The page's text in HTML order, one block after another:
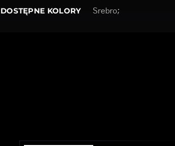
DOSTĘPNE KOLORY Srebro;